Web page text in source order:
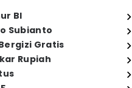
BI
Subianto
Gratis
Rupiah